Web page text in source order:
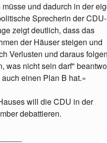
und dadurch in der
Sprecherin der CDU-
zeigt deutlich, dass das
der Häuser steigen und
Verlusten und daraus
was nicht sein darf"
einen Plan B hat.«
will die CDU in der
debattieren.